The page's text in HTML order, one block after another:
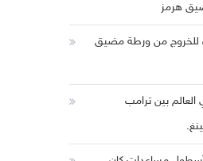
هرمز
للخروج من ورطة مضيق
بين ترامب